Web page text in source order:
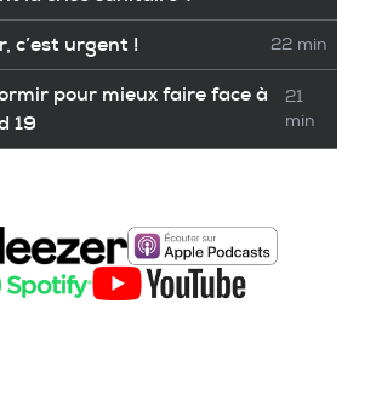
c’est urgent ! 22 min
pour mieux faire face à
19
21
min